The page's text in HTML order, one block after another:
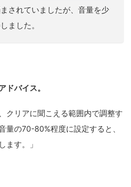
されていましたが、音量を少
ました 。
ドバイス。
クリアに聞こえる範囲内で調整す
量の70-80%程度に設定すると、
ます。」